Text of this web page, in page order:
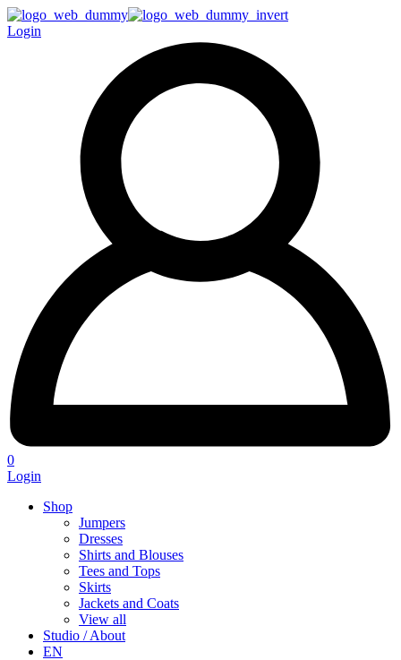
Login
0
Login
Shop
Jumpers
Dresses
Shirts and Blouses
Tees and Tops
Skirts
Jackets and Coats
View all
Studio / About
EN